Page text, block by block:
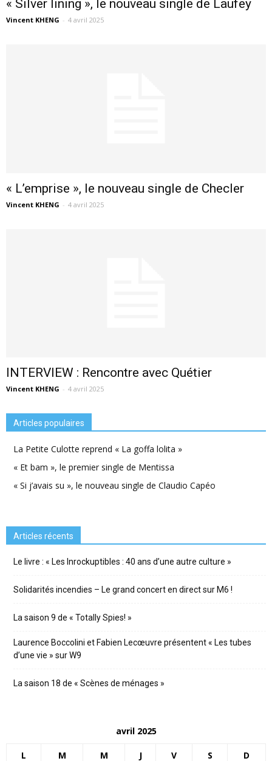
« Silver lining », le nouveau single de Laufey
Vincent KHENG - 4 avril 2025
« L’emprise », le nouveau single de Checler
Vincent KHENG - 4 avril 2025
INTERVIEW : Rencontre avec Quétier
Vincent KHENG - 4 avril 2025
Articles populaires
La Petite Culotte reprend « La goffa lolita »
« Et bam », le premier single de Mentissa
« Si j’avais su », le nouveau single de Claudio Capéo
Articles récents
Le livre : « Les Inrockuptibles : 40 ans d’une autre culture »
Solidarités incendies – Le grand concert en direct sur M6 !
La saison 9 de « Totally Spies! »
Laurence Boccolini et Fabien Lecœuvre présentent « Les tubes
d’une vie » sur W9
La saison 18 de « Scènes de ménages »
avril 2025
L M M J V S D